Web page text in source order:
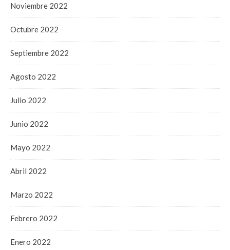
Noviembre 2022
Octubre 2022
Septiembre 2022
Agosto 2022
Julio 2022
Junio 2022
Mayo 2022
Abril 2022
Marzo 2022
Febrero 2022
Enero 2022